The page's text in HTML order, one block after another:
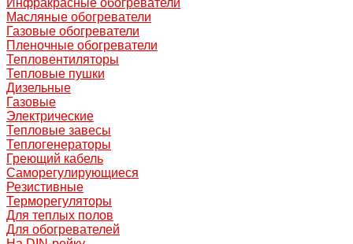
Инфракрасные обогреватели
Масляные обогреватели
Газовые обогреватели
Пленочные обогреватели
Тепловентиляторы
Тепловые пушки
Дизельные
Газовые
Электрические
Тепловые завесы
Теплогенераторы
Греющий кабель
Саморегулирующиеся
Резистивные
Терморегуляторы
Для теплых полов
Для обогревателей